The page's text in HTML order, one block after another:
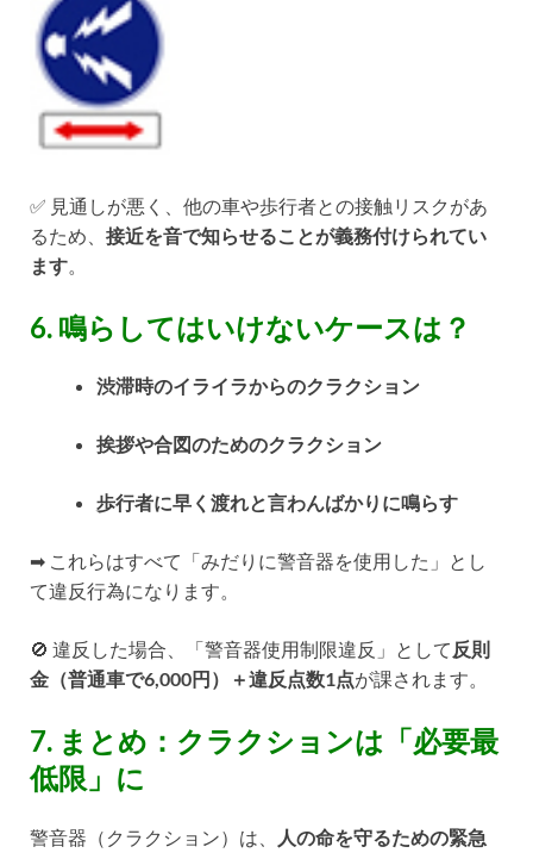
✅ 見通しが悪く、他の車や歩行者との接触リスクがあ
るため、 接近を音で知らせることが義務付けられてい
ます
6. 鳴らしてはいけないケースは？
渋滞時のイライラからのクラクション
挨拶や合図のためのクラクション
歩行者に早く渡れと言わんばかりに鳴らす
➡ これらはすべて「みだりに警音器を使用した」とし
て違反行為になります。
🚫 違反した場合、「警音器使用制限違反」として 反則
金（普通車で6,000円）＋違反点数1点が課されます。
7. まとめ：クラクションは「必要最
低限」に
警音器（クラクション）は、
人の命を守るための緊急